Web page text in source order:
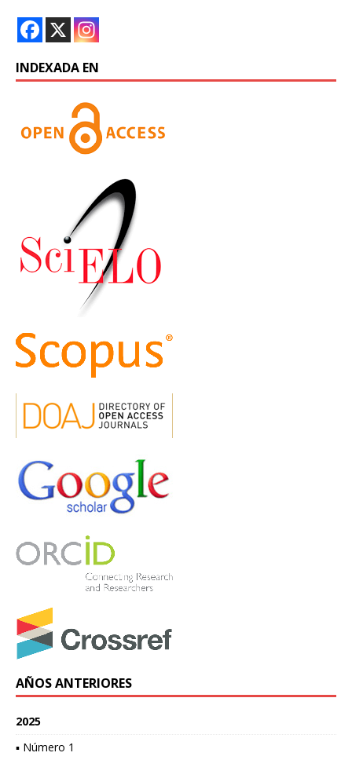
INDEXADA EN
AÑOS ANTERIORES
2025
▪ Número 1